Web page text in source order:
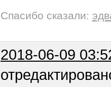
Спасибо сказали:
2018-06-09